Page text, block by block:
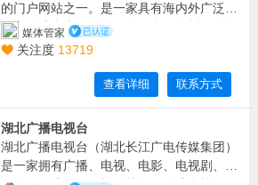
的门户网站之一。是一家具有海内外广泛影
响力的综合类互联网媒体平台，依托24个语
种网站及自媒体运营矩阵资源库，实现了融
媒体管家
关注度 13719
查看详细 联系方式
湖北广播电视台
湖北广播电视台（湖北长江广电传媒集团）
是一家拥有广播、电视、电影、电视剧、新